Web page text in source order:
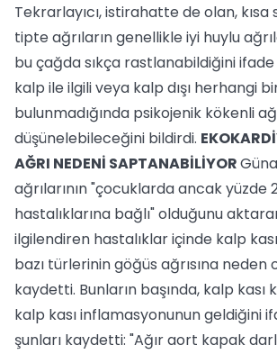
Tekrarlayıcı, istirahatte de olan, kısa
tipte ağrıların genellikle iyi huylu
bu çağda sıkça rastlanabildiğini
kalp ile ilgili veya kalp dışı herhangi
bulunmadığında psikojenik kökenli
düşünelebileceğini bildirdi.
AĞRI NEDENİ SAPTANABİLİYOR
ağrılarının "çocuklarda ancak yüzde
hastalıklarına bağlı" olduğunu
ilgilendiren hastalıklar içinde kalp
bazı türlerinin göğüs ağrısına neden
kaydetti. Bunların başında, kalp kası
kalp kası inflamasyonunun geldiğini
şunları kaydetti: "Ağır aort kapak